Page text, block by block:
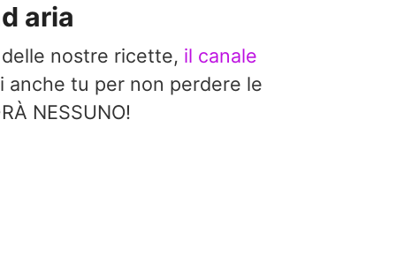
aria
nostre ricette, il canale
anche tu per non perdere le
NESSUNO!